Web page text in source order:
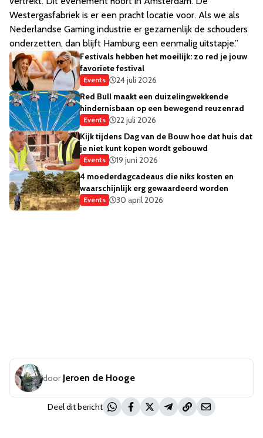
Westergasfabriek is er een pracht locatie voor. Als we als
Nederlandse Gaming industrie er gezamenlijk de schouders
onderzetten, dan blijft Hamburg een eenmalig uitstapje.”
Festivals hebben het moeilijk: zo red je jouw
favoriete festival
Events
24 juli 2026
Red Bull maakt een duizelingwekkende
hindernisbaan op een bewegend reuzenrad
Events
22 juli 2026
Kijk tijdens Dag van de Bouw hoe dat huis dat
je niet kunt kopen wordt gebouwd
Events
19 juni 2026
4 moederdagcadeaus die niks kosten en
waarschijnlijk erg gewaardeerd worden
Events 30 april 2026
door Jeroen de Hooge
Deel dit bericht